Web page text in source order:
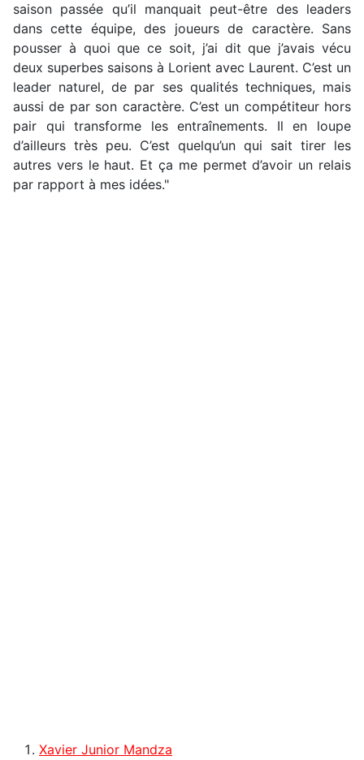
saison passée qu’il manquait peut-être des leaders
dans cette équipe, des joueurs de caractère. Sans
pousser à quoi que ce soit, j’ai dit que j’avais vécu
deux superbes saisons à Lorient avec Laurent. C’est un
leader naturel, de par ses qualités techniques, mais
aussi de par son caractère. C’est un compétiteur hors
pair qui transforme les entraînements. Il en loupe
d’ailleurs très peu. C’est quelqu’un qui sait tirer les
autres vers le haut. Et ça me permet d’avoir un relais
par rapport à mes idées."
Xavier Junior Mandza